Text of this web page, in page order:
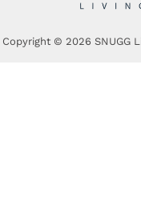
Copyright © 2026 SNUGG